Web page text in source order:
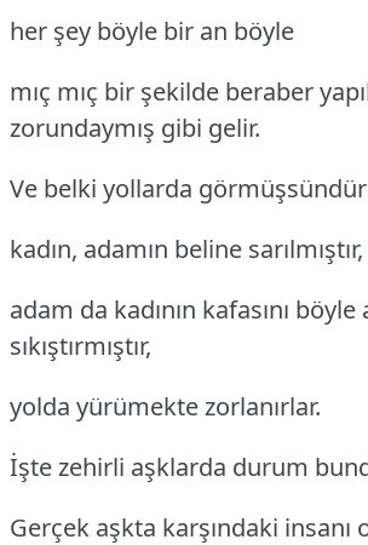
her şey böyle bir an böyle
mıç mıç bir şekilde beraber
zorundaymış gibi gelir.
Ve belki yollarda
kadın, adamın beline sarılmıştır,
adam da kadının kafasını böyle
sıkıştırmıştır,
yolda yürümekte zorlanırlar.
İşte zehirli aşklarda durum
Gerçek aşkta karşındaki insanı